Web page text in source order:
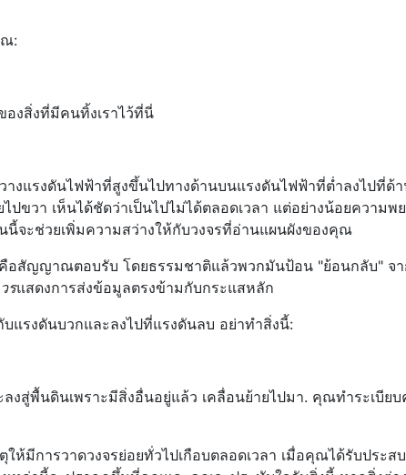
ณ:
องสิ่งที่มีคนทิ้งเราไว้ที่นี่
างแรงดันไฟฟ้าที่สูงขึ้นไปทางด้านบนแรงดันไฟฟ้าที่ต่ำลงไปที่ด้า
ปขวา เห็นได้ชัดว่าเป็นไปไม่ได้ตลอดเวลา แต่อย่างน้อยความพ
นี้จะช่วยเพิ่มความสว่างให้กับวงจรที่อ่านแผนผังของคุณ
คือสัญญาณตอบรับ โดยธรรมชาติแล้วพวกมันป้อน "ย้อนกลับ" จา
รแสดงการส่งข้อมูลตรงข้ามกับกระแสหลัก
แรงดันบวกและลงไปที่แรงดันลบ อย่าทำสิ่งนี้:
งสู่พื้นดินเพราะมีสิ่งอื่นอยู่แล้ว เคลื่อนย้ายไปมา. คุณทำระเบีย
ให้มีการวาดวงจรย่อยทั่วไปเกือบตลอดเวลา เมื่อคุณได้รับประส